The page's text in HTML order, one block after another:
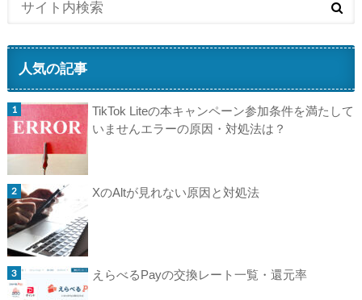
人気の記事
TikTok Liteの本キャンペーン参加条件を満たして
いませんエラーの原因・対処法は？
XのAltが見れない原因と対処法
えらべるPayの交換レート一覧・還元率